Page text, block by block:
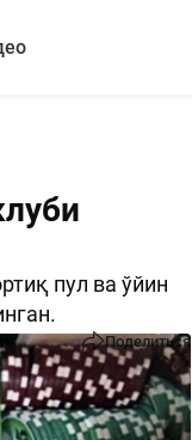
пул ва ўйин
Поделиться